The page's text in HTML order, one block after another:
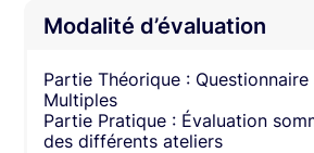
Modalité d’évaluation
Partie Théorique : Questionnaire
Multiples
Partie Pratique : Évaluation
des différents ateliers